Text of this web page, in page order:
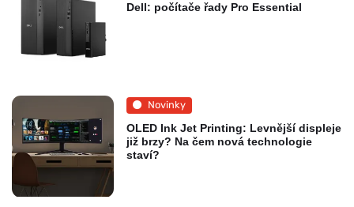
Dell: počítače řady Pro Essential
Novinky
OLED Ink Jet Printing: Levnější displeje
již brzy? Na čem nová technologie
staví?